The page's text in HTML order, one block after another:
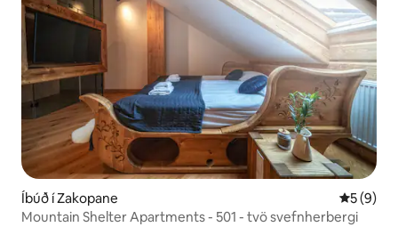
Íbúð í Zakopane 5 af 5 í
5 (9)
Mountain Shelter Apartments - 501 - tvö svefnherbergi